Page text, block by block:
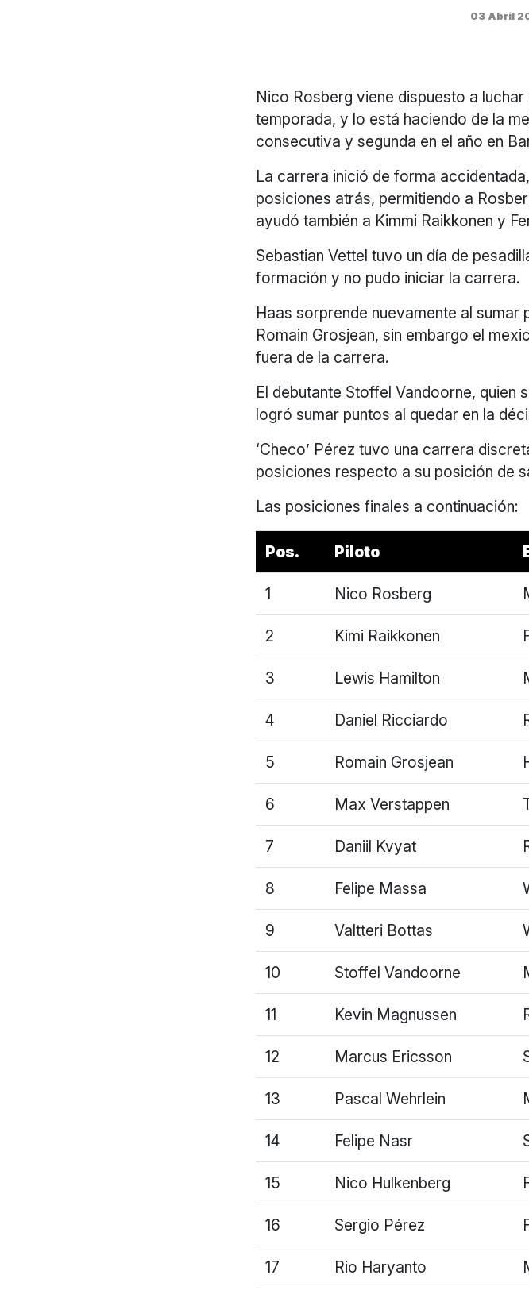
03 Abril
Nico Rosberg viene dispuesto a
temporada, y lo está haciendo de la
consecutiva y segunda en el año en
La carrera inició de forma
posiciones atrás, permitiendo a
ayudó también a Kimmi Raikkonen y
Sebastian Vettel tuvo un día de
formación y no pudo iniciar la carrera.
Haas sorprende nuevamente al
Romain Grosjean, sin embargo el
fuera de la carrera.
El debutante Stoffel Vandoorne, quien
logró sumar puntos al quedar en la
‘Checo’ Pérez tuvo una carrera
posiciones respecto a su posición de
Las posiciones finales a continuación:
Pos. Piloto
1 Nico Rosberg
2 Kimi Raikkonen
3 Lewis Hamilton
4 Daniel Ricciardo
5 Romain Grosjean
6 Max Verstappen
7 Daniil Kvyat
8 Felipe Massa
9 Valtteri Bottas
10 Stoffel Vandoorne
11 Kevin Magnussen
12 Marcus Ericsson
13 Pascal Wehrlein
14 Felipe Nasr
15 Nico Hulkenberg
16 Sergio Pérez
17 Rio Haryanto